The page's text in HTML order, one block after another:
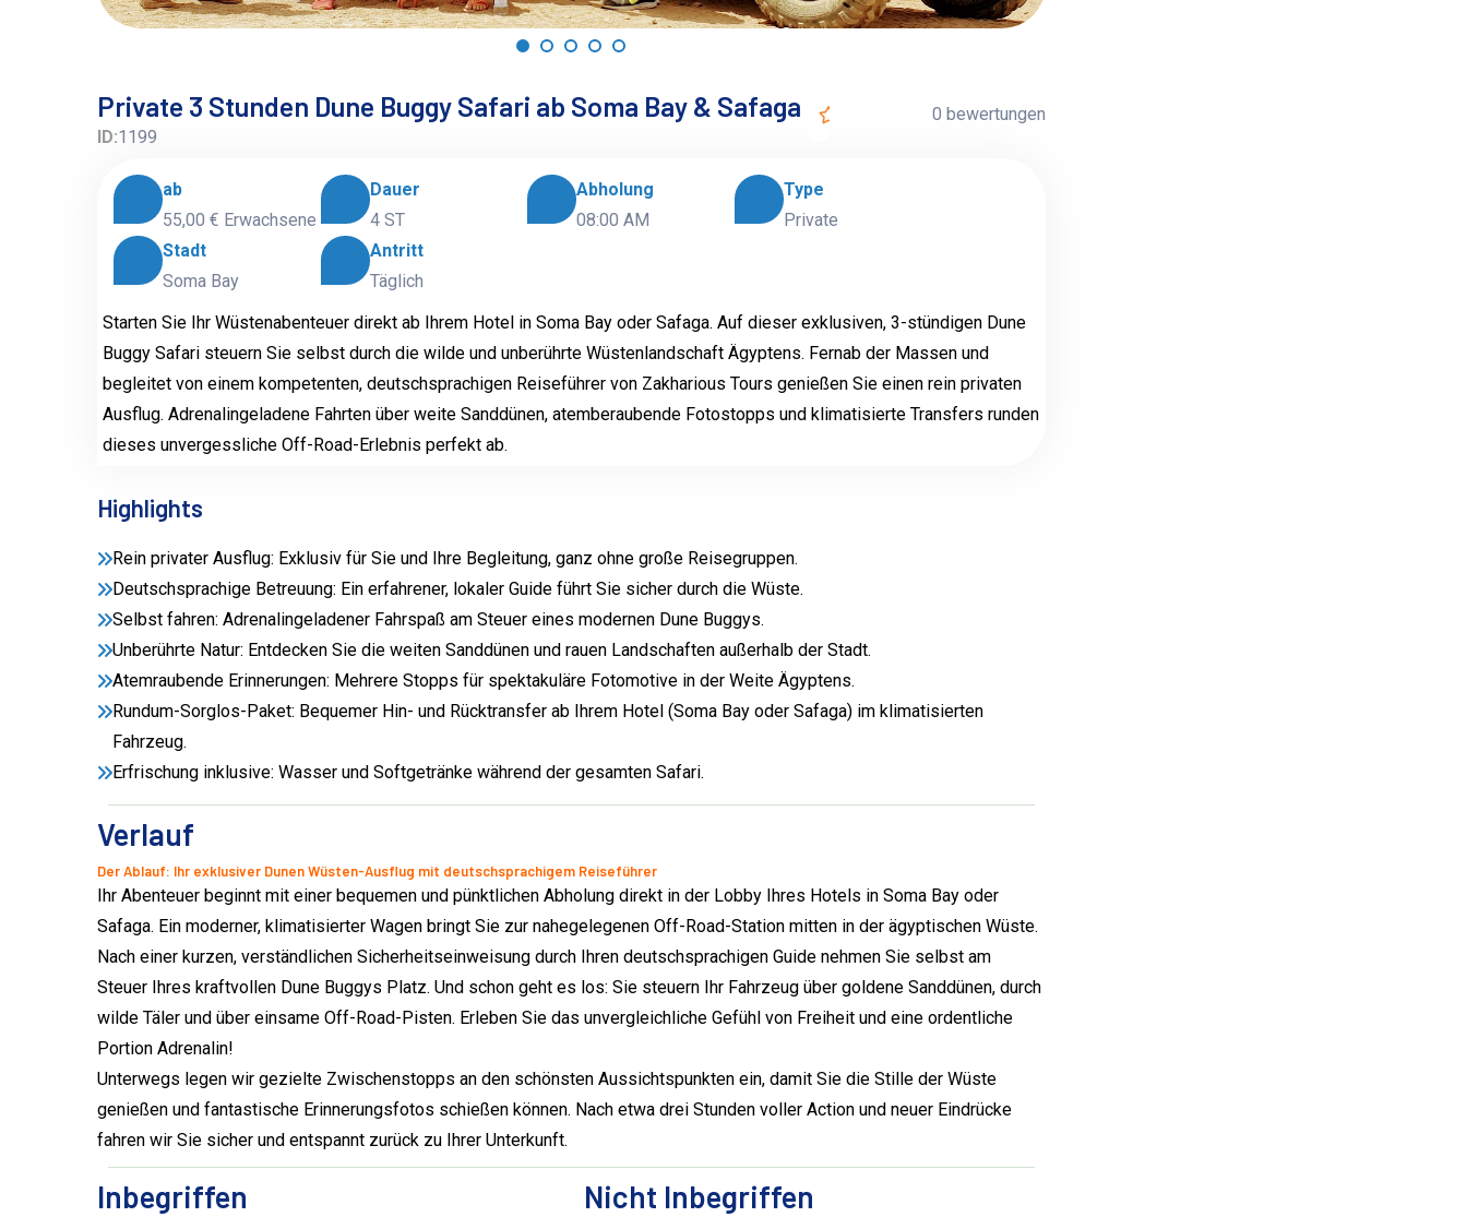
Private 3 Stunden Dune Buggy Safari ab Soma Bay & Safaga
ID:1199
0 bewertungen
ab
55,00 € Erwachsene
Dauer
4 ST
Abholung
08:00 AM
Type
Private
Stadt
Soma Bay
Antritt
Täglich
Starten Sie Ihr Wüstenabenteuer direkt ab Ihrem Hotel in Soma Bay oder Safaga. Auf dieser exklusiven, 3-stündigen Dune
Buggy Safari steuern Sie selbst durch die wilde und unberührte Wüstenlandschaft Ägyptens. Fernab der Massen und
begleitet von einem kompetenten, deutschsprachigen Reiseführer von Zakharious Tours genießen Sie einen rein privaten
Ausflug. Adrenalingeladene Fahrten über weite Sanddünen, atemberaubende Fotostopps und klimatisierte Transfers runden
dieses unvergessliche Off-Road-Erlebnis perfekt ab.
Highlights
Rein privater Ausflug: Exklusiv für Sie und Ihre Begleitung, ganz ohne große Reisegruppen.
Deutschsprachige Betreuung: Ein erfahrener, lokaler Guide führt Sie sicher durch die Wüste.
Selbst fahren: Adrenalingeladener Fahrspaß am Steuer eines modernen Dune Buggys.
Unberührte Natur: Entdecken Sie die weiten Sanddünen und rauen Landschaften außerhalb der Stadt.
Atemraubende Erinnerungen: Mehrere Stopps für spektakuläre Fotomotive in der Weite Ägyptens.
Rundum-Sorglos-Paket: Bequemer Hin- und Rücktransfer ab Ihrem Hotel (Soma Bay oder Safaga) im klimatisierten
Fahrzeug.
Erfrischung inklusive: Wasser und Softgetränke während der gesamten Safari.
Verlauf
Der Ablauf: Ihr exklusiver Dunen Wüsten-Ausflug mit deutschsprachigem Reiseführer
Ihr Abenteuer beginnt mit einer bequemen und pünktlichen Abholung direkt in der Lobby Ihres Hotels in Soma Bay oder
Safaga. Ein moderner, klimatisierter Wagen bringt Sie zur nahegelegenen Off-Road-Station mitten in der ägyptischen Wüste.
Nach einer kurzen, verständlichen Sicherheitseinweisung durch Ihren deutschsprachigen Guide nehmen Sie selbst am
Steuer Ihres kraftvollen Dune Buggys Platz. Und schon geht es los: Sie steuern Ihr Fahrzeug über goldene Sanddünen, durch
wilde Täler und über einsame Off-Road-Pisten. Erleben Sie das unvergleichliche Gefühl von Freiheit und eine ordentliche
Portion Adrenalin!
Unterwegs legen wir gezielte Zwischenstopps an den schönsten Aussichtspunkten ein, damit Sie die Stille der Wüste
genießen und fantastische Erinnerungsfotos schießen können. Nach etwa drei Stunden voller Action und neuer Eindrücke
fahren wir Sie sicher und entspannt zurück zu Ihrer Unterkunft.
Inbegriffen Nicht Inbegriffen